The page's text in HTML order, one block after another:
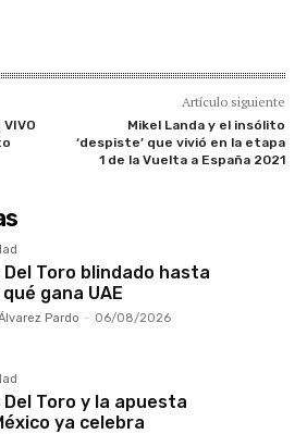
Artículo siguiente
Mikel Landa y el insólito
‘despiste’ que vivió en la etapa
1 de la Vuelta a España 2021
Del Toro blindado hasta
qué gana UAE
Pardo - 06/08/2026
Del Toro y la apuesta
ya celebra